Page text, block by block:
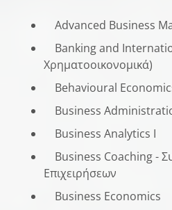
Advanced Business
Banking and
Χρηματοοικονομικά)
Behavioural
Business
Business Analytics I
Business Coaching -
Επιχειρήσεων
Business Economics